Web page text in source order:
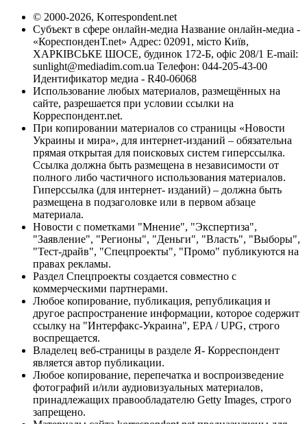
© 2000-2026, Korrespondent.net
Субъект в сфере онлайн-медиа Название онлайн-медиа -
«КореспонденТ.net» Адрес: 02091, місто Київ,
ХАРКІВСЬКЕ ШОСЕ, будинок 172-Б, офіс 208/1 E-mail:
sunlight@mediadim.com.ua Телефон: 044-205-43-00
Идентификатор медиа - R40-06068
Использование любых материалов, размещённых на
сайте, разрешается при условии ссылки на
Корреспондент.net.
При копировании материалов со страницы «Новости
Украины и мира», для интернет-изданий – обязательна
прямая открытая для поисковых систем гиперссылка.
Ссылка должна быть размещена в независимости от
полного либо частичного использования материалов.
Гиперссылка (для интернет- изданий) – должна быть
размещена в подзаголовке или в первом абзаце
материала.
Новости с пометками "Мнение", "Экспертиза",
"Заявление", "Регионы", "Деньги", "Власть", "Выборы",
"Тест-драйв", "Спецпроекты", "Промо" публикуются на
правах рекламы.
Раздел Спецпроекты создается совместно с
коммерческими партнерами.
Любое копирование, публикация, републикация и
другое распространение информации, которое содержит
ссылку на "Интерфакс-Украина", EPA / UPG, строго
воспрещается.
Владелец веб-страницы в разделе Я- Корреспондент
является автор публикации.
Любое копирование, перепечатка и воспроизведение
фотографий и/или аудиовизуальных материалов,
принадлежащих правообладателю Getty Images, строго
запрещено.